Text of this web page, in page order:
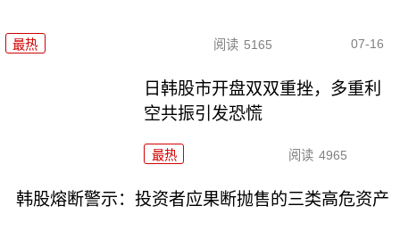
最热 阅读 5165 07-16
日韩股市开盘双双重挫，多重利
空共振引发恐慌
最热 阅读 4965
韩股熔断警示：投资者应果断抛售的三类高危资产